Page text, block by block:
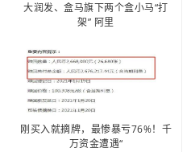
大润发、盒马旗下两个盒小马“打
架” 阿里
刚买入就摘牌，最惨暴亏76%！千
万资金遭遇“